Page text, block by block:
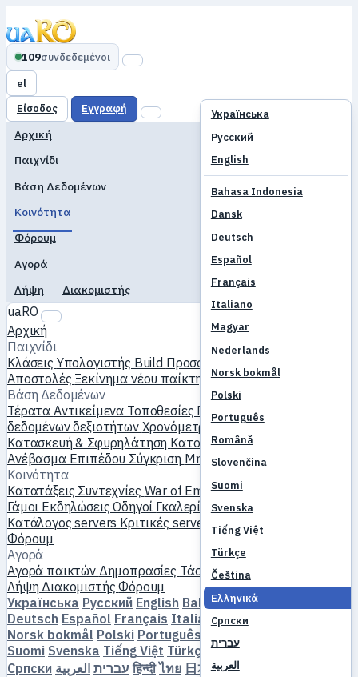
109συνδεδεμένοι
el
Українська
Русский
English
Bahasa Indonesia
Dansk
Deutsch
Español
Français
Italiano
Magyar
Nederlands
Norsk bokmål
Polski
Português
Română
Slovenčina
Suomi
Svenska
Tiếng Việt
Türkçe
Čeština
Ελληνικά
Српски
עברית
العربية
Είσοδος Εγγραφή
Αρχική
Παιχνίδι
Βάση Δεδομένων
Κοινότητα
Φόρουμ
Αγορά
Λήψη
Διακομιστής
uaRO
Αρχική
Παιχνίδι
Κλάσεις Υπολογιστής Build Προσομοιωτής δεξιοτήτων
Αποστολές Ξεκίνημα νέου παίκτη
Βάση Δεδομένων
Τέρατα Αντικείμενα Τοποθεσίες Παγκόσμιος χάρτης
δεδομένων δεξιοτήτων Χρονόμετρα MVPΟδηγός Farming
Κατασκευή & Σφυρηλάτηση ΚατοικίδιαΧομούνκουλους
Ανέβασμα Επιπέδου Σύγκριση ΜηχανισμοίΑναφορές
Κοινότητα
Κατατάξεις Συντεχνίες War of Emperium
Γάμοι ΕκδηλώσειςΟδηγοί Γκαλερί ΒίντεοΙστολόγια
Κατάλογος servers Κριτικές servers Συνεργάτες
Φόρουμ
Αγορά
Αγορά παικτών Δημοπρασίες Τάσεις τιμών
Λήψη ΔιακομιστήςΦόρουμ
Українська Русский English Bahasa Indonesia
Deutsch Español Français Italiano Magyar
Norsk bokmål Polski Português
Suomi Svenska Tiếng Việt Türkçe Čeština
Српски
עברית العربية हिन्दी ไทย 日本語 简体中文